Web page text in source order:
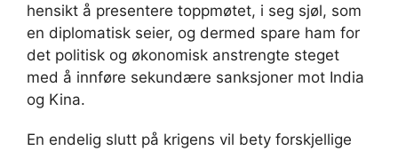
hensikt å presentere toppmøtet, i seg sjøl, som
en diplomatisk seier, og dermed spare ham for
det politisk og økonomisk anstrengte steget
med å innføre sekundære sanksjoner mot India
og Kina.
En endelig slutt på krigens vil bety forskjellige